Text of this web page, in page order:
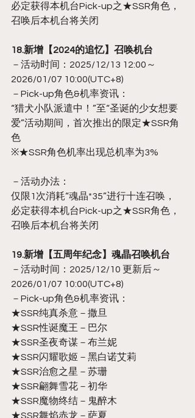
必定获得本机台Pick-up之★SSR角色，
召唤后本机台将关闭
18.新增【2024的追忆】召唤机台
－活动时间：2025/12/13 12:00～
2026/01/07 10:00(UTC+8)
－Pick-up角色&机率资讯：
“猎犬小队派遣中！”至“圣诞的少女想要
爱”活动期间，首次推出的限定★SSR角
色
※★SSR角色机率出现总机率为3%
－活动办法：
仅限1次消耗“魂晶*35”进行十连召唤，
必定获得本机台Pick-up之★SSR角色，
召唤后本机台将关闭
19.新增【五周年纪念】魂晶召唤机台
－活动时间：2025/12/10 更新后～
2026/01/07 10:00(UTC+8)
－Pick-up角色&机率资讯：
★SSR纯真杀意－撒旦
★SSR性诞魔王－巴尔
★SSR圣夜奇谋－布兰妮
★SSR闪耀歌姬－黑白诺艾莉
★SSR治愈之星－苏珊
★SSR翩舞雪花－初华
★SSR魔物终结－鬼醉木
★SSR舞焰赤龙－萨夏